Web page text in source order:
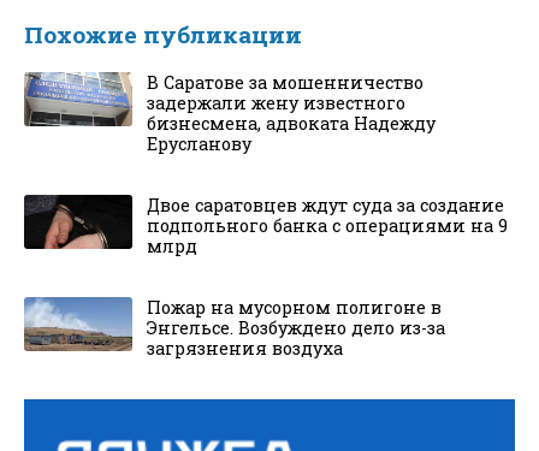
Похожие публикации
В Саратове за мошенничество
задержали жену известного
бизнесмена, адвоката Надежду
Ерусланову
Двое саратовцев ждут суда за создание
подпольного банка с операциями на 9
млрд
Пожар на мусорном полигоне в
Энгельсе. Возбуждено дело из-за
загрязнения воздуха